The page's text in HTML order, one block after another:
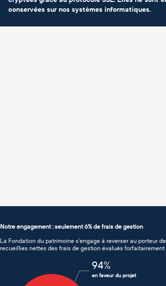
conservées sur nos systèmes informatiques.
Notre engagement : seulement 6% de frais de gestion
La Fondation du patrimoine s’engage à reverser au porteur
recueillies nettes des frais de gestion évalués forfaitairement
94%
en faveur du projet